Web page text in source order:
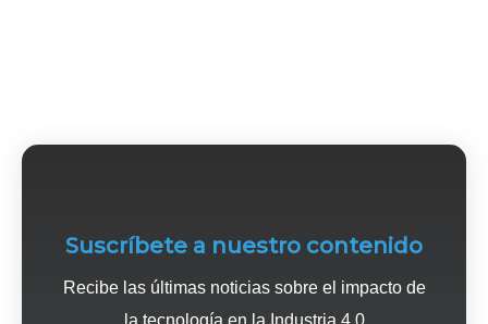
Suscríbete a nuestro contenido
Recibe las últimas noticias sobre el impacto de
la tecnología en la Industria 4.0